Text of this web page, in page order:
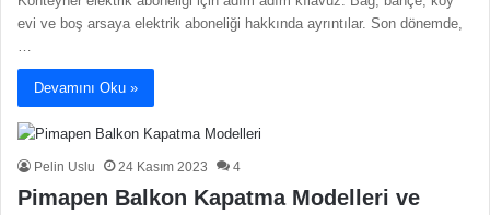
evi ve boş arsaya elektrik aboneliği hakkında ayrıntılar. Son dönemde,
…
Devamını Oku »
Pelin Uslu 24 Kasım 2023 4
Pimapen Balkon Kapatma Modelleri ve